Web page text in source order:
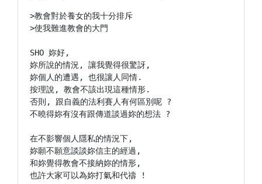
>教會對於養女的我十分排斥
>使我難進教會的大門
SHO 妳好,
妳所說的情況, 讓我覺得很驚訝,
妳個人的遭遇, 也很讓人同情.
按理說, 教會不該出現這種情形.
否則, 跟自義的法利賽人有何區別呢 ?
不曉得妳有沒有跟傳道談過妳的想法 ?
在不影響個人隱私的情況下,
妳願不願意談談妳信主的經過,
和妳覺得教會不接納妳的情形,
也許大家可以為妳打氣和代禱 !